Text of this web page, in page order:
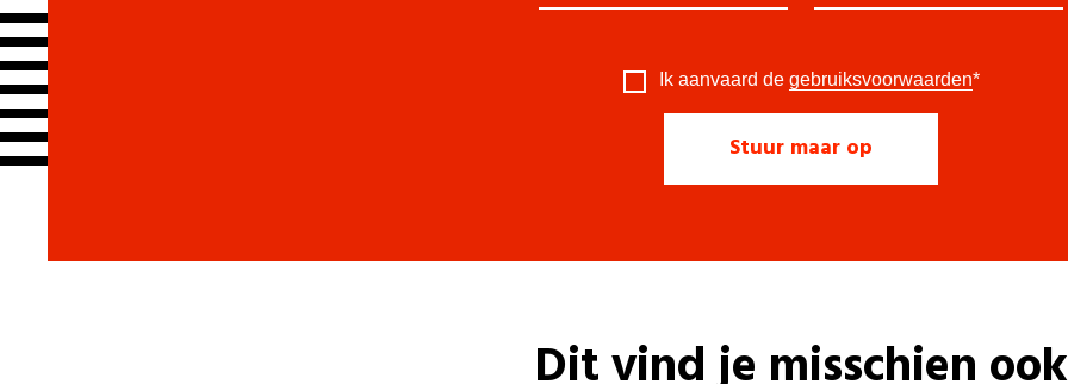
Ik aanvaard de gebruiksvoorwaarden*
Dit vind je misschien ook